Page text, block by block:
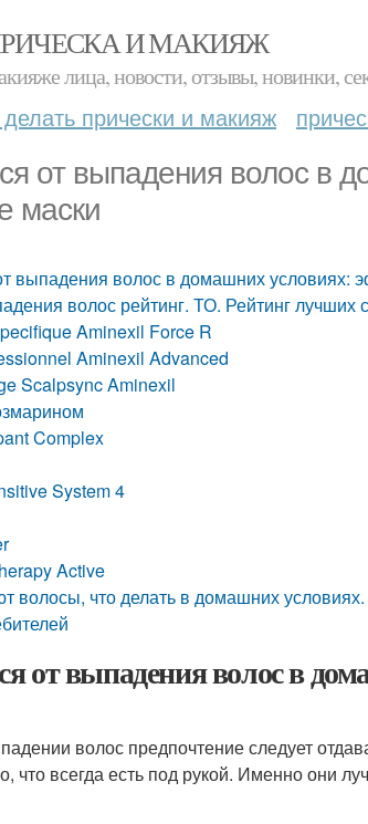
И МАКИЯЖ
лица, новости, отзывы, новинки,
делать прически и макияж
от выпадения волос в
маски
выпадения волос в домашних условиях:
волос рейтинг. ТО. Рейтинг
Aminexil Force R
Aminexil Advanced
Scalpsync Aminexil
Complex
System 4
Active
волосы, что делать в домашних
от выпадения волос в
волос предпочтение следует
что всегда есть под рукой. Именно они